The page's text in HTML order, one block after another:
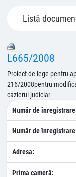
Listă
L665/2008
Proiect de lege pentru
216/2008pentru
cazierul judiciar
Număr de înregistrare
Număr de
Adresa:
Prima cameră: